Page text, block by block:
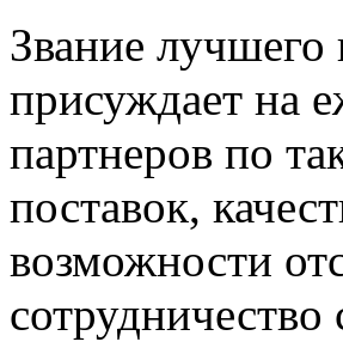
Звание
присуждает на
партнеров по
поставок,
возможности